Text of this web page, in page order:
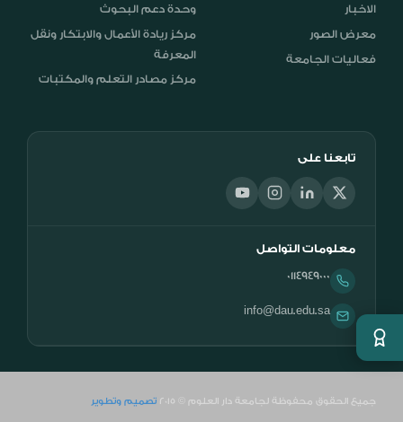
الاخبار
معرض الصور
فعاليات الجامعة
وحدة دعم البحوث
مركز ريادة الأعمال والابتكار ونقل
المعرفة
مركز مصادر التعلم والمكتبات
تابعنا على
معلومات التواصل
0114949000
info@dau.edu.sa
جميع الحقوق محفوظة لجامعة دار العلوم © 2015 تصميم وتطوير